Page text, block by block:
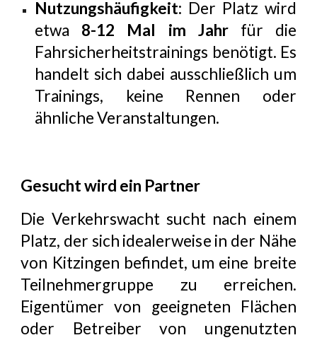
Nutzungshäufigkeit: Der Platz wird
etwa 8-12 Mal im Jahrfür die
Fahrsicherheitstrainings benötigt. Es
handelt sich dabei ausschließlich um
Trainings, keine Rennen oder
ähnliche Veranstaltungen.
Gesucht wird ein Partner
Die Verkehrswacht sucht nach einem
Platz, der sich idealerweise in der Nähe
von Kitzingen befindet, um eine breite
Teilnehmergruppe zu erreichen.
Eigentümer von geeigneten Flächen
oder Betreiber von ungenutzten